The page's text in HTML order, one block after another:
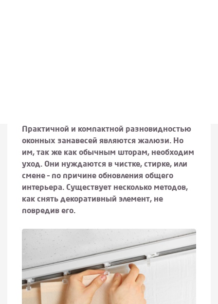
Практичной и компактной разновидностью
оконных занавесей являются жалюзи. Но
им, так же как обычным шторам, необходим
уход. Они нуждаются в чистке, стирке, или
смене – по причине обновления общего
интерьера. Существует несколько методов,
как снять декоративный элемент, не
повредив его.